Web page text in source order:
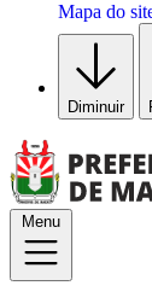
Mapa do
Diminuir
Menu